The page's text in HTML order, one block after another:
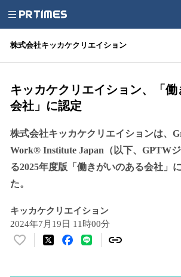
株式会社キッカケクリエイション
キッカケクリエイション、「
会社」に認定
株式会社キッカケクリエイションは、
Work® Institute Japan（以下、GPTW
る2025年度版「働きがいのある会社」
た。
キッカケクリエイション
2024年7月19日 11時00分
い